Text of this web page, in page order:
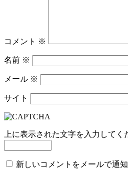
コメント ※
名前 ※
メール ※
サイト
上に表示された文字を入力してく
新しいコメントをメールで通知